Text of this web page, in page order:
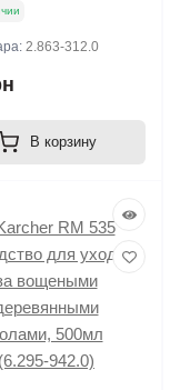
2.863-312.0
В корзину